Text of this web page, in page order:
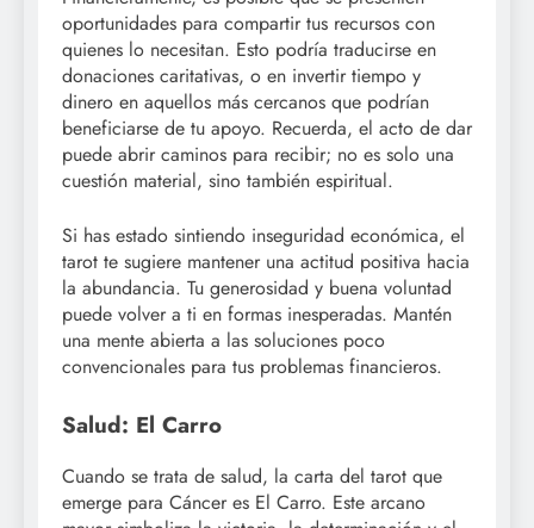
oportunidades para compartir tus recursos con
quienes lo necesitan. Esto podría traducirse en
donaciones caritativas, o en invertir tiempo y
dinero en aquellos más cercanos que podrían
beneficiarse de tu apoyo. Recuerda, el acto de dar
puede abrir caminos para recibir; no es solo una
cuestión material, sino también espiritual.
Si has estado sintiendo inseguridad económica, el
tarot te sugiere mantener una actitud positiva hacia
la abundancia. Tu generosidad y buena voluntad
puede volver a ti en formas inesperadas. Mantén
una mente abierta a las soluciones poco
convencionales para tus problemas financieros.
Salud: El Carro
Cuando se trata de salud, la carta del tarot que
emerge para Cáncer es El Carro. Este arcano